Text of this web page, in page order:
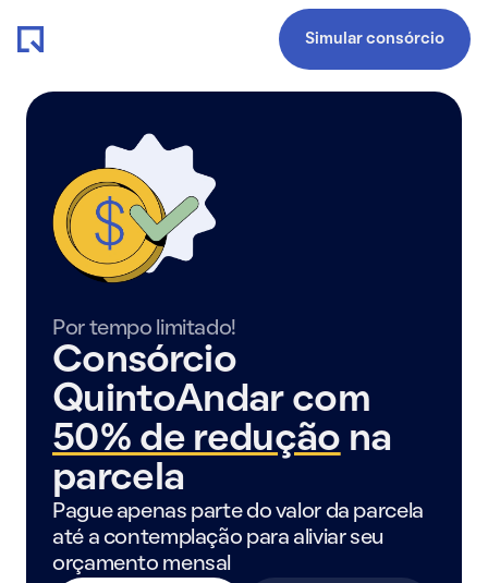
Simular consórcio
Por tempo limitado!
Consórcio
QuintoAndar com
50% de redução na
parcela
Pague apenas parte do valor da parcela
até a contemplação para aliviar seu
orçamento mensal